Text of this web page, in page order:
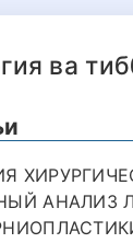
ва
АНАЛИЗ